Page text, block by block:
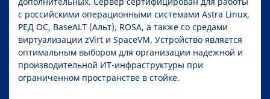
с российскими операционными системами Astra Linux,
РЕД ОС, BaseALT (Альт), ROSA, а также со средами
виртуализации zVirt и SpaceVM. Устройство является
оптимальным выбором для организации надежной и
производительной ИТ-инфраструктуры при
ограниченном пространстве в стойке.